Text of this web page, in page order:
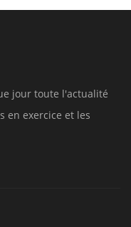
jour toute l'actualité
en exercice et les